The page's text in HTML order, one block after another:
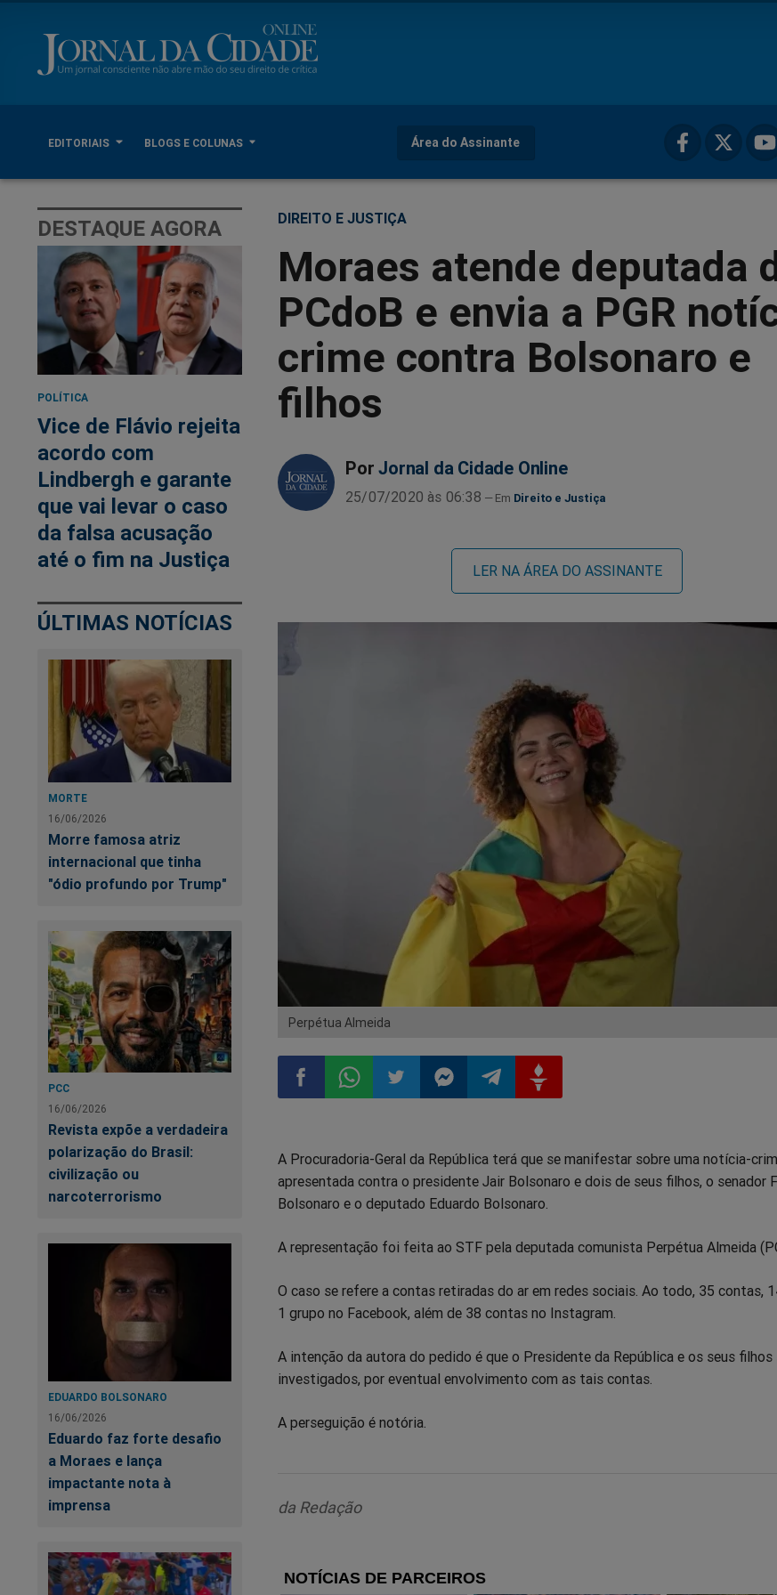
EDITORIAIS BLOGS E COLUNAS Área do Assinante
DESTAQUE AGORA
POLÍTICA
Vice de Flávio rejeita
acordo com
Lindbergh e garante
que vai levar o caso
da falsa acusação
até o fim na Justiça
ÚLTIMAS NOTÍCIAS
MORTE
16/06/2026
Morre famosa atriz
internacional que tinha
"ódio profundo por Trump"
PCC
16/06/2026
Revista expõe a verdadeira
polarização do Brasil:
civilização ou
narcoterrorismo
EDUARDO BOLSONARO
16/06/2026
Eduardo faz forte desafio
a Moraes e lança
impactante nota à
imprensa
DIREITO E JUSTIÇA
Moraes atende deputada
PCdoB e envia a PGR
crime contra Bolsonaro e
filhos
Por Jornal da Cidade Online
25/07/2020 às 06:38 Direito e Justiça
LER NA ÁREA DO ASSINANTE
Perpétua Almeida
no
Facebook
no
Whatsapp
no
Twitter
no
Messenger
no
Telegram
no
Gettr
A Procuradoria-Geral da República terá que se manifestar sobre uma notícia-
apresentada contra o presidente Jair Bolsonaro e dois de seus filhos, o senador
Bolsonaro e o deputado Eduardo Bolsonaro.
A representação foi feita ao STF pela deputada comunista Perpétua Almeida
O caso se refere a contas retiradas do ar em redes sociais. Ao todo, 35 contas,
1 grupo no Facebook, além de 38 contas no Instagram.
A intenção da autora do pedido é que o Presidente da República e os seus filhos
investigados, por eventual envolvimento com as tais contas.
A perseguição é notória.
da Redação